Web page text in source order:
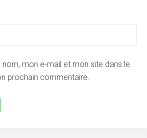
nom, mon e-mail et mon site dans le
prochain commentaire.